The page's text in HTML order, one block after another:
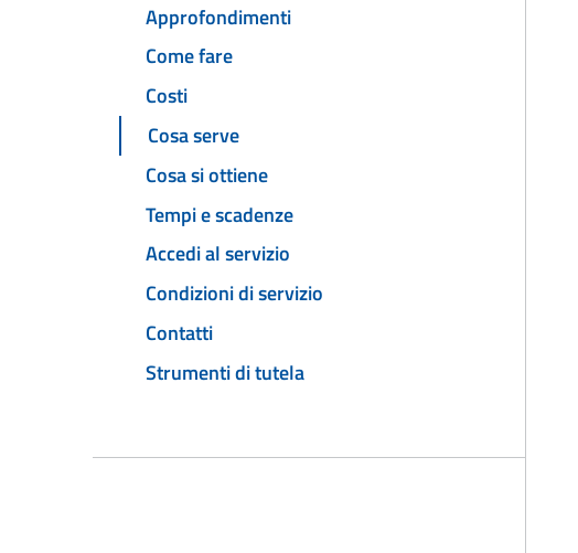
Approfondimenti
Come fare
Costi
Cosa serve
Cosa si ottiene
Tempi e scadenze
Accedi al servizio
Condizioni di servizio
Contatti
Strumenti di tutela